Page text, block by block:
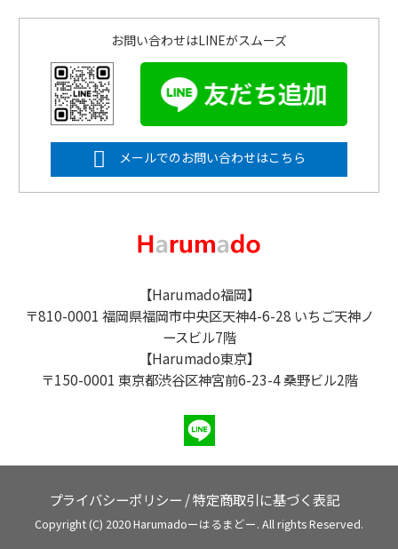
お問い合わせはLINEがスムーズ
メールでのお問い合わせはこちら
【Harumado福岡】
〒810-0001 福岡県福岡市中央区天神4-6-28 いちご天神ノ
ースビル7階
【Harumado東京】
〒150-0001 東京都渋谷区神宮前6-23-4 桑野ビル2階
プライバシーポリシー /特定商取引に基づく表記
Copyright (C) 2020 Harumadoーはるまどー. All rights Reserved.